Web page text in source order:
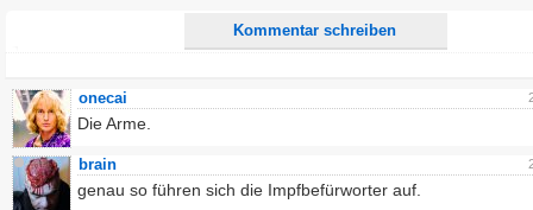
Kommentar schreiben
onecai
Die Arme.
brain
genau so führen sich die Impfbefürworter auf.